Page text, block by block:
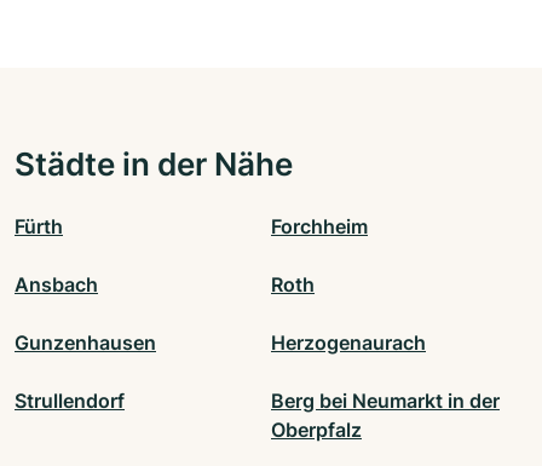
Städte in der Nähe
Fürth Forchheim
Ansbach Roth
Gunzenhausen Herzogenaurach
Strullendorf
Berg bei Neumarkt in der
Oberpfalz